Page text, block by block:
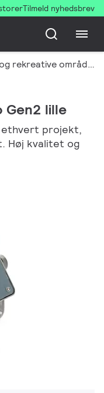
Tilmeld nyhedsbrev
Projektørbelysning af områder og rekreative områder
Gen2 lille
ethvert projekt,
Høj kvalitet og